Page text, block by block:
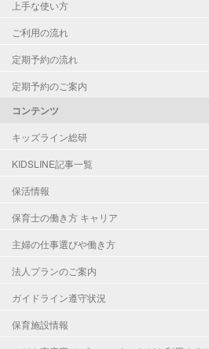
上手な使い方
ご利用の流れ
定期予約の流れ
定期予約のご案内
コンテンツ
キッズライン総研
KIDSLINE記事一覧
保活情報
保育士の働き方 キャリア
主婦の仕事選びや働き方
法人プランのご案内
ガイドライン遵守状況
保育施設情報